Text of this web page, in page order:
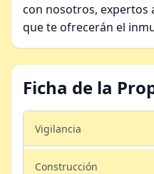
con nosotros, expertos
que te ofrecerán el
Ficha de la
Vigilancia
Construcción